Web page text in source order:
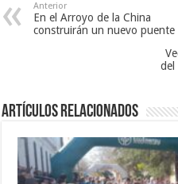
Anterior
En el Arroyo de la China
construirán un nuevo puente
del
Artículos Relacionados